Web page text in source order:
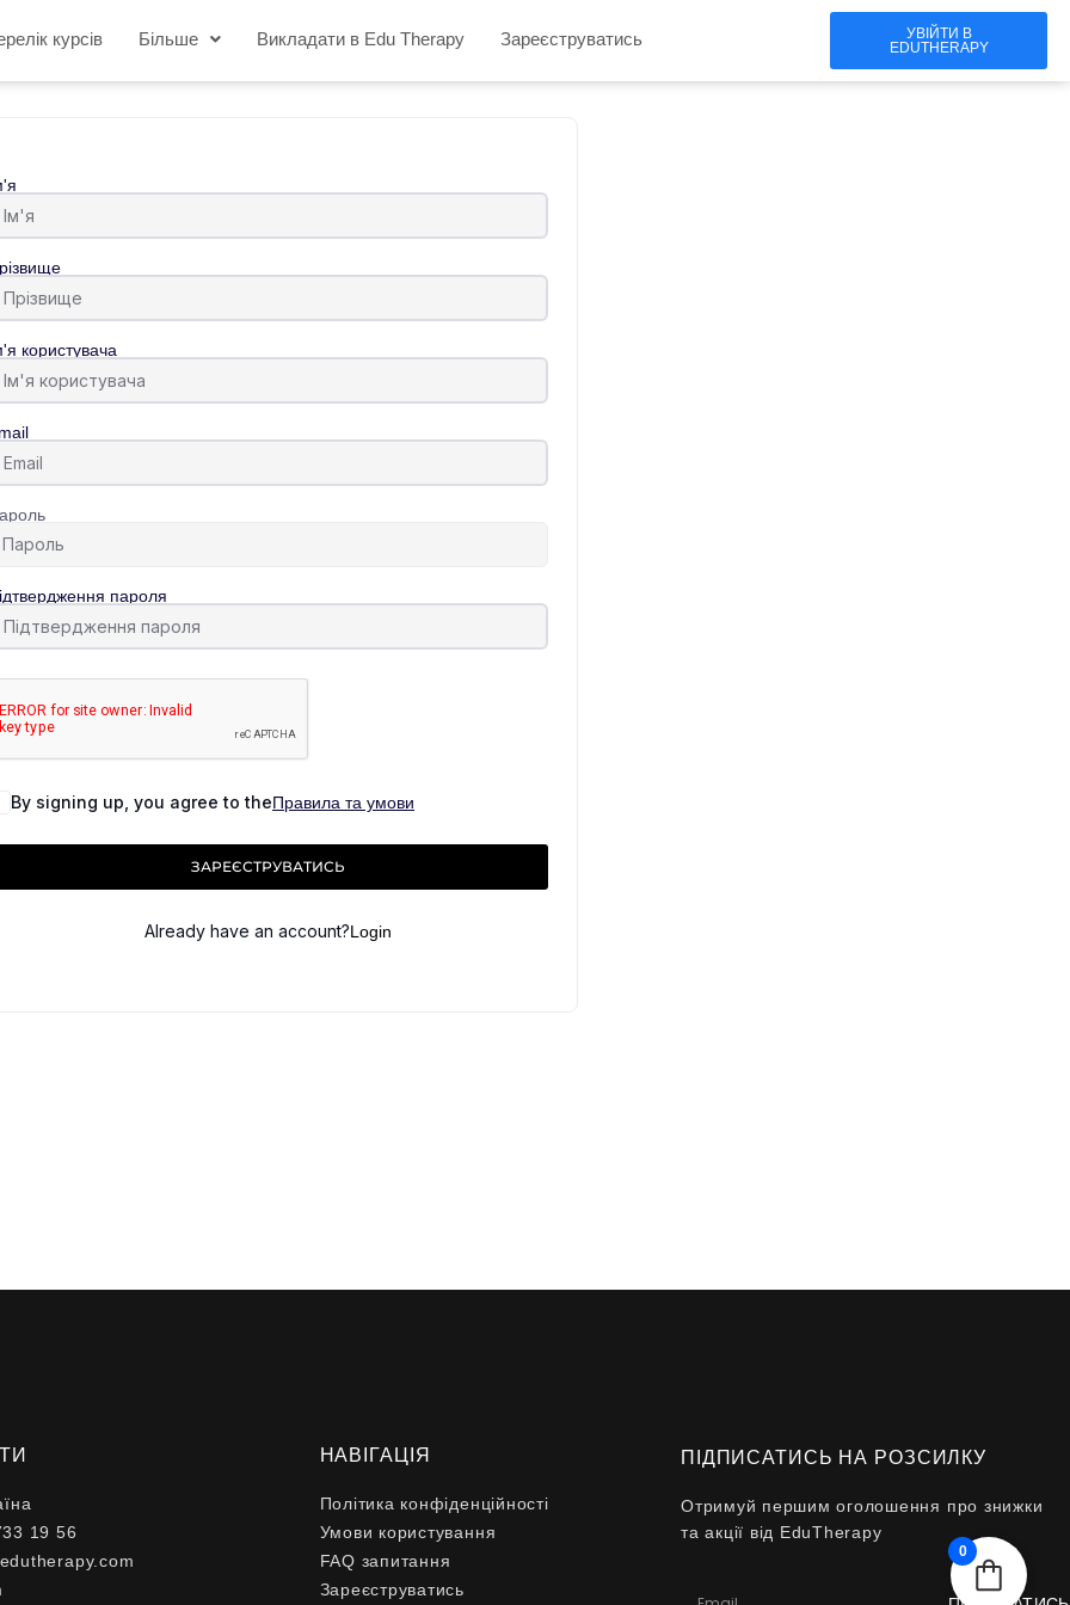
курсів Більше Викладати в Edu Therapy Зареєструватись
УВІЙТИ В
EDUTHERAPY
користувача
пароля
By signing up, you agree to theПравила та умови
ЗАРЕЄСТРУВАТИСЬ
Already have an account?Login
19 56
НАВІГАЦІЯ
Політика конфіденційності
Умови користування
FAQ запитання
Зареєструватись
ПІДПИСАТИСЬ НА РОЗСИЛКУ
Отримуй першим оголошення про знижки
та акції від EduTherapy
0